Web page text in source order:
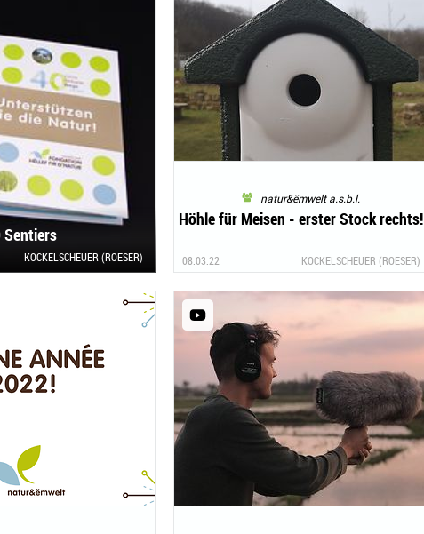
Sentiers
KOCKELSCHEUER (ROESER)
natur&ëmwelt a.s.b.l.
Höhle für Meisen - erster Stock rechts!
08.03.22 KOCKELSCHEUER (ROESER)